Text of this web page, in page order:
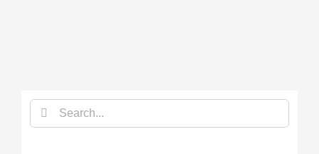
Search